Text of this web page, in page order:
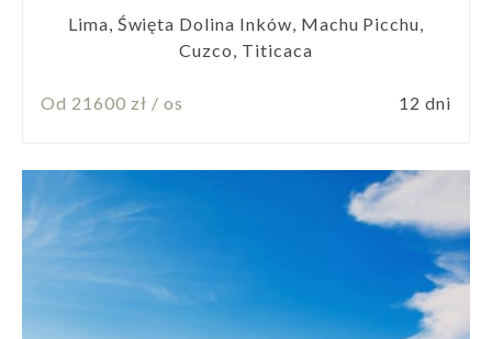
Lima, Święta Dolina Inków, Machu Picchu,
Cuzco, Titicaca
Od 21600 zł / os 12 dni